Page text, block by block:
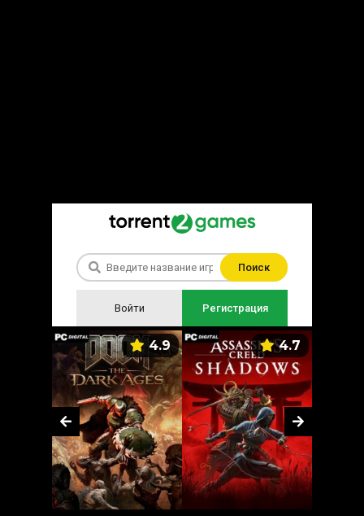
Поиск
Войти Регистрация
4.9 4.7